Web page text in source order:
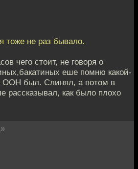
тоже не раз бывало.
чего стоит, не говоря о
еше помню какой-
ООН был. Слинял, а потом в
рассказывал, как было плохо
»